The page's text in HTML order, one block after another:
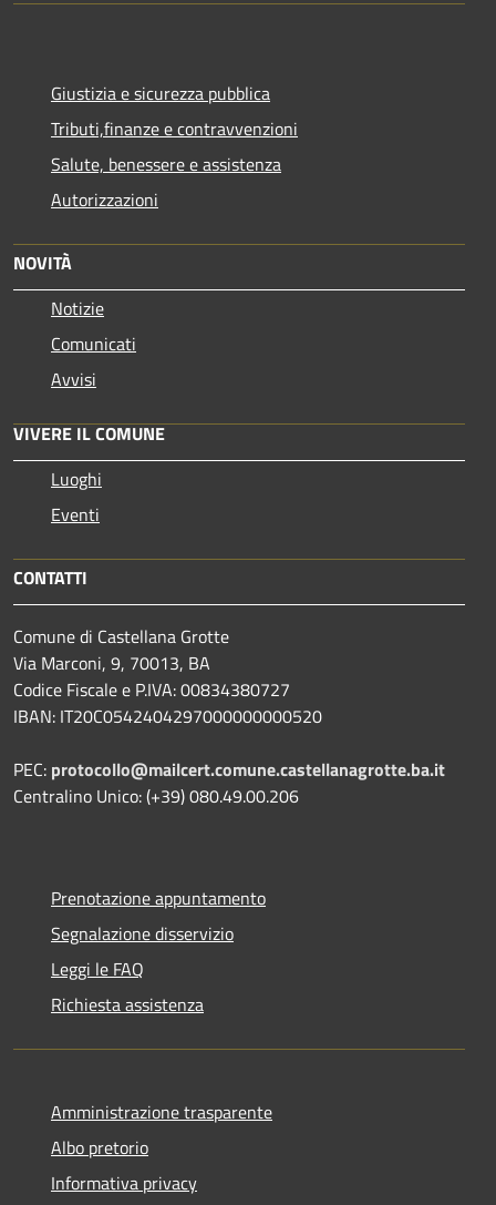
Giustizia e sicurezza pubblica
Tributi,finanze e contravvenzioni
Salute, benessere e assistenza
Autorizzazioni
NOVITÀ
Notizie
Comunicati
Avvisi
VIVERE IL COMUNE
Luoghi
Eventi
CONTATTI
Comune di Castellana Grotte
Via Marconi, 9, 70013, BA
Codice Fiscale e P.IVA: 00834380727
IBAN: IT20C0542404297000000000520
PEC: protocollo@mailcert.comune.castellanagrotte.ba.it
Centralino Unico: (+39) 080.49.00.206
Prenotazione appuntamento
Segnalazione disservizio
Leggi le FAQ
Richiesta assistenza
Amministrazione trasparente
Albo pretorio
Informativa privacy